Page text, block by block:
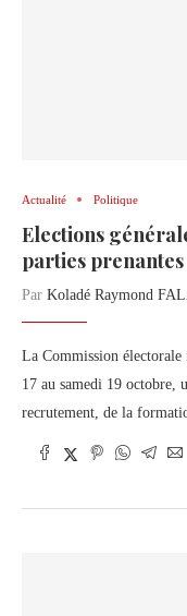
Actualité Politique
Elections
parties prenantes
Par Koladé Raymond
La Commission électorale
17 au samedi 19 octobre,
recrutement, de la